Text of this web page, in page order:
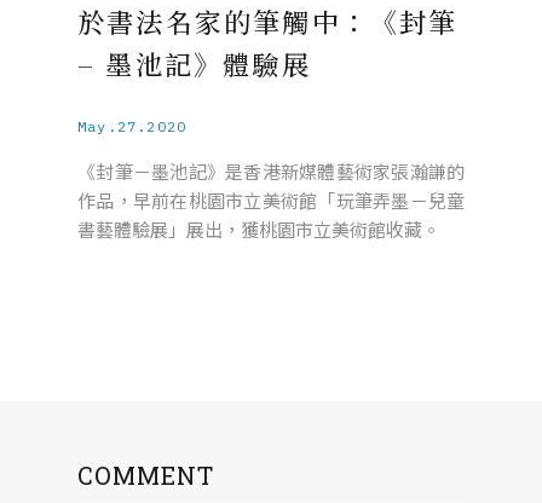
於書法名家的筆觸中：《封筆
– 墨池記》體驗展
May.27.2020
《封筆－墨池記》是香港新媒體藝術家張瀚謙的
作品，早前在桃園市立美術館「玩筆弄墨－兒童
書藝體驗展」展出，獲桃園市立美術館收藏。
COMMENT